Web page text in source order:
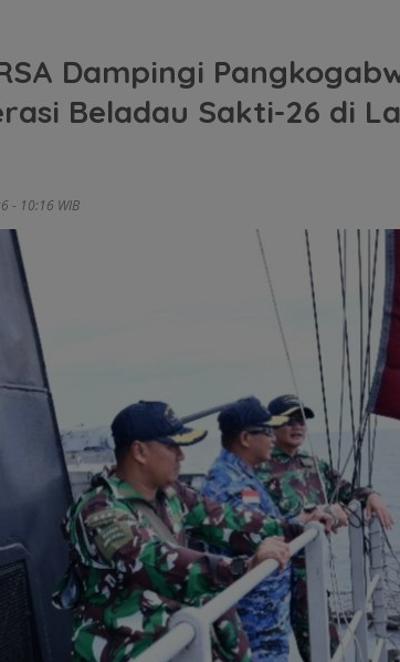
Dampingi
Beladau Sakti-26 di
- 10:16 WIB
Gelombang Mundur
dari PWI Kepri
Berlanjut, Socrates
Ketua Pertama
Periode 2004–2008
Ikut Tinggalkan
Organisasi
BP Batam Perkuat
Transparansi Layanan
Pertanahan, Alokasi
Tanah Reguler Segera
Hadir Melalui LMS